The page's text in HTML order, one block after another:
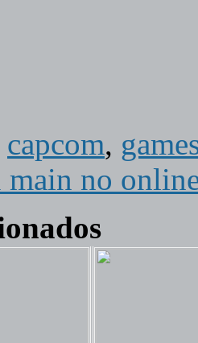
capcom,
main no